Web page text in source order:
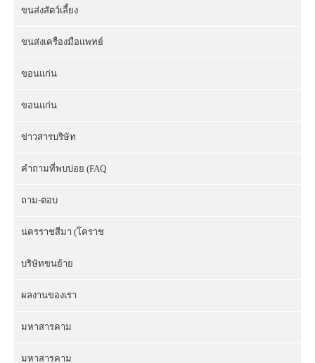
ขนส่งสัตว์เลี้ยง
ขนส่งเครื่องมือแพทย์
ขอนแก่น
ขอนแก่น
ข่าวสารบริษัท
คำถามที่พบบ่อย (FAQ
ถาม-ตอบ
นครราชสีมา (โคราช
บริษัทขนย้าย
ผลงานของเรา
มหาสารคาม
มหาสารคาม